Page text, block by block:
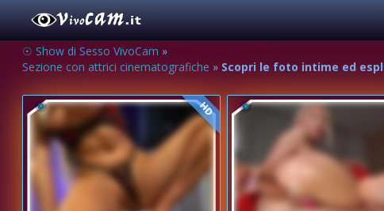
☉ Show di Sesso VivoCam »
Sezione con attrici cinematografiche » Scopri le foto intime ed
HD